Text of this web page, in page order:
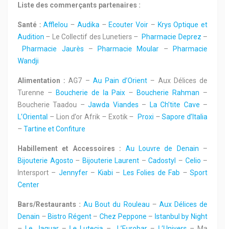
Liste des commerçants partenaires :
Santé : Afflelou – Audika – Ecouter Voir – Krys Optique et
Audition – Le Collectif des Lunetiers – Pharmacie Deprez –
Pharmacie Jaurès – Pharmacie Moular –
Pharmacie
Wandji
Alimentation : AG7 – Au Pain d’Orient – Aux Délices de
Turenne –
Boucherie de la Paix – Boucherie Rahman –
Boucherie Taadou –Jawda Viandes – La Ch’tite Cave –
L’Oriental – Lion d’or Afrik – Exotik – Proxi –Sapore d’Italia
– Tartine et Confiture
Habillement et Accessoires : Au Louvre de Denain –
Bijouterie Agosto – Bijouterie Laurent –Cadostyl – Celio –
Intersport – Jennyfer– Kiabi – Les Folies de Fab –Sport
Center
Bars/Restaurants : Au Bout du Rouleau – Aux Délices de
Denain – Bistro Régent–Chez Peppone – Istanbul by Night